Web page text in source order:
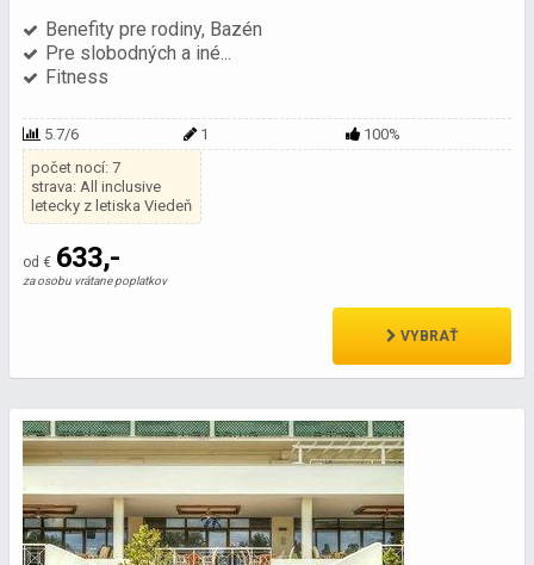
Benefity pre rodiny, Bazén
Pre slobodných a iné...
Fitness
5.7/6 1
100%
počet nocí: 7
strava: All inclusive
letecky z letiska Viedeň
od € 633,-
za osobu vrátane poplatkov
VYBRAŤ